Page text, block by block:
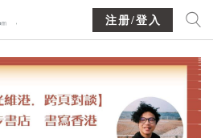
注册/登入